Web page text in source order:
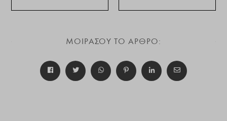
ΜΟΙΡΑΣΟΥ ΤΟ ΑΡΘΡΟ: